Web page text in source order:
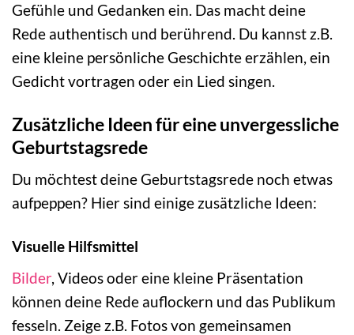
Gefühle und Gedanken ein. Das macht deine
Rede authentisch und berührend. Du kannst z.B.
eine kleine persönliche Geschichte erzählen, ein
Gedicht vortragen oder ein Lied singen.
Zusätzliche Ideen für eine unvergessliche
Geburtstagsrede
Du möchtest deine Geburtstagsrede noch etwas
aufpeppen? Hier sind einige zusätzliche Ideen:
Visuelle Hilfsmittel
Bilder, Videos oder eine kleine Präsentation
können deine Rede auflockern und das Publikum
fesseln. Zeige z.B. Fotos von gemeinsamen